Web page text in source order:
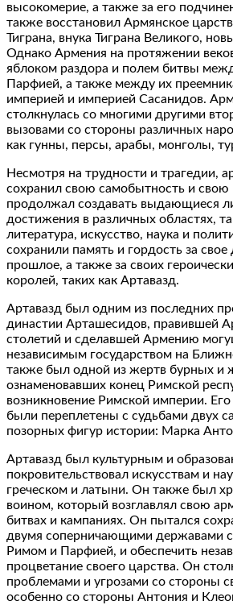
высокомерие, а также за его
также восстановил Армянское
Тиграна, внука Тиграна Великого,
Однако Армения на протяжении
яблоком раздора и полем битвы
Парфией, а также между их
империей и империей Сасанидов.
столкнулась со многими другими
вызовами со стороны различных
как гунны, персы, арабы, монголы,
Несмотря на трудности и трагедии,
сохранил свою самобытность и свою
продолжал создавать выдающиеся
достижения в различных областях,
литература, искусство, наука и
сохранили память и гордость за свое
прошлое, а также за своих
королей, таких как Артавазд.
Артавазд был одним из последних
династии Арташесидов, правившей
столетий и сделавшей Армению
независимым государством на
также был одной из жертв бурных и
ознаменовавших конец Римской
возникновение Римской империи.
были переплетены с судьбами двух
позорных фигур истории: Марка
Артавазд был культурным и
покровительствовал искусствам и
греческом и латыни. Он также был
воином, который возглавлял свою
битвах и кампаниях. Он пытался
двумя соперничающими державами
Римом и Парфией, и обеспечить
процветание своего царства. Он
проблемами и угрозами со стороны
особенно со стороны Антония и